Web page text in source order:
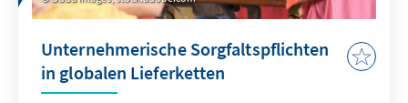
Unternehmerische Sorgfaltspflichten
in globalen Lieferketten